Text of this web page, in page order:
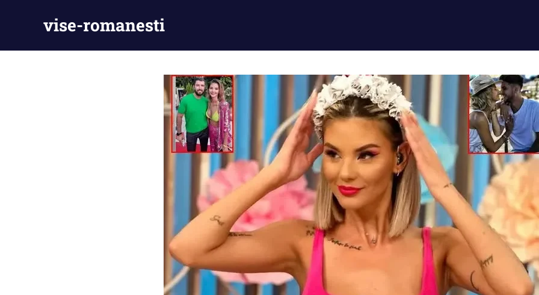
vise-romanesti